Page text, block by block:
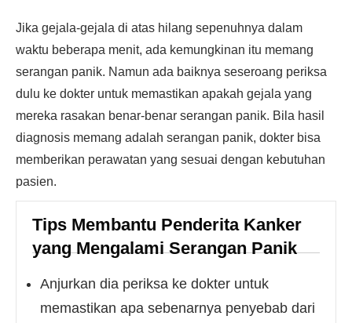
Jika gejala-gejala di atas hilang sepenuhnya dalam
waktu beberapa menit, ada kemungkinan itu memang
serangan panik. Namun ada baiknya seseroang periksa
dulu ke dokter untuk memastikan apakah gejala yang
mereka rasakan benar-benar serangan panik. Bila hasil
diagnosis memang adalah serangan panik, dokter bisa
memberikan perawatan yang sesuai dengan kebutuhan
pasien.
Tips Membantu Penderita Kanker
yang Mengalami Serangan Panik
Anjurkan dia periksa ke dokter untuk
memastikan apa sebenarnya penyebab dari